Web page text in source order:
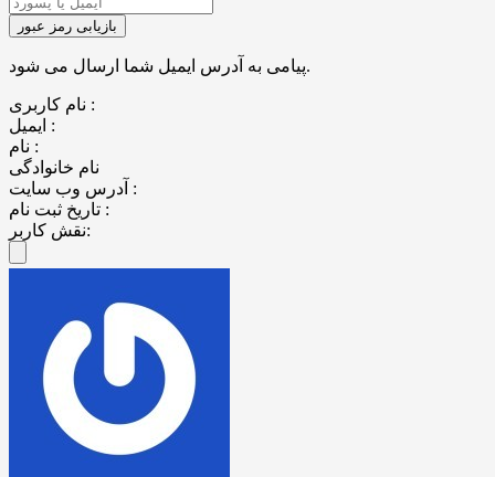
پیامی به آدرس ایمیل شما ارسال می شود.
نام کاربری :
ایمیل :
نام :
نام خانوادگی
آدرس وب سایت :
تاریخ ثبت نام :
نقش کاربر: